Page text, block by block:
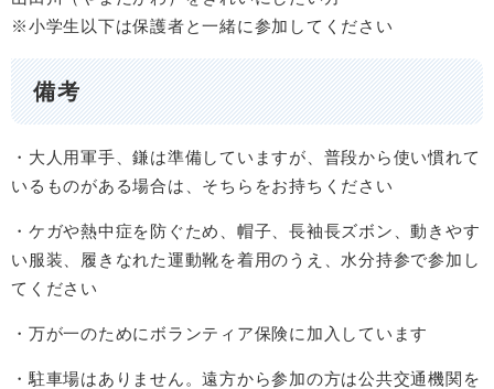
※小学生以下は保護者と一緒に参加してください
備考
・大人用軍手、鎌は準備していますが、普段から使い慣れて
いるものがある場合は、そちらをお持ちください
・ケガや熱中症を防ぐため、帽子、長袖長ズボン、動きやす
い服装、履きなれた運動靴を着用のうえ、水分持参で参加し
てください
・万が一のためにボランティア保険に加入しています
・駐車場はありません。遠方から参加の方は公共交通機関を